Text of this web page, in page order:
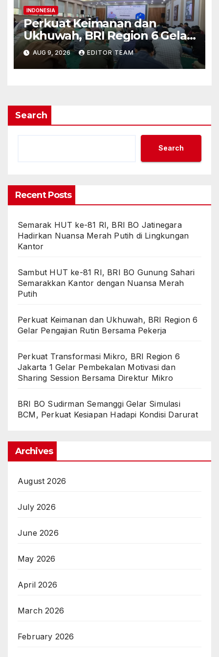
INDONESIA
Perkuat Keimanan dan
Ukhuwah, BRI Region 6 Gelar
Pengajian Rutin Bersama
Pekerja
AUG 9, 2026 EDITOR TEAM
Search
Search
Recent Posts
Semarak HUT ke-81 RI, BRI BO Jatinegara
Hadirkan Nuansa Merah Putih di Lingkungan
Kantor
Sambut HUT ke-81 RI, BRI BO Gunung Sahari
Semarakkan Kantor dengan Nuansa Merah
Putih
Perkuat Keimanan dan Ukhuwah, BRI Region 6
Gelar Pengajian Rutin Bersama Pekerja
Perkuat Transformasi Mikro, BRI Region 6
Jakarta 1 Gelar Pembekalan Motivasi dan
Sharing Session Bersama Direktur Mikro
BRI BO Sudirman Semanggi Gelar Simulasi
BCM, Perkuat Kesiapan Hadapi Kondisi Darurat
Archives
August 2026
July 2026
June 2026
May 2026
April 2026
March 2026
February 2026